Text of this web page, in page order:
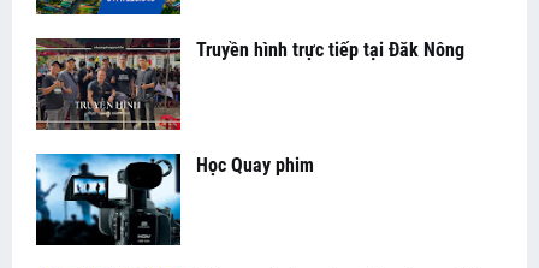
Truyền hình trực tiếp tại Đăk Nông
Học Quay phim